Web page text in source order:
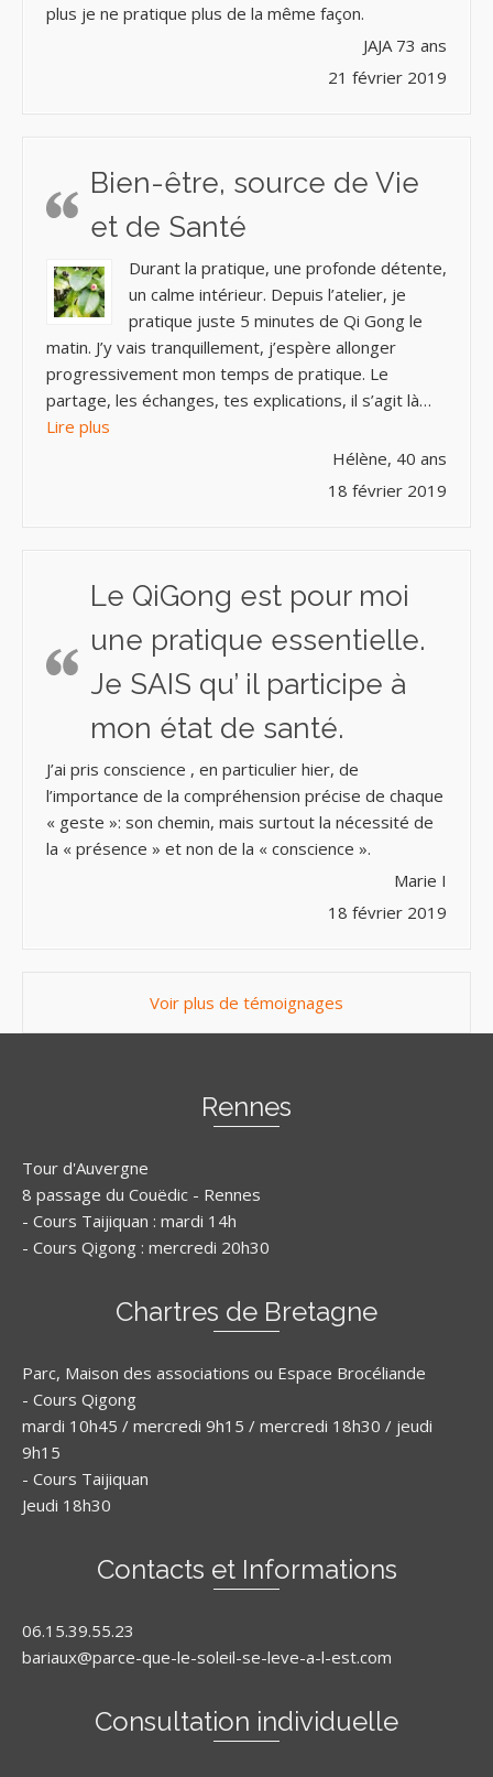
plus je ne pratique plus de la même façon.
JAJA 73 ans
21 février 2019
Bien-être, source de Vie
et de Santé
Durant la pratique, une profonde détente,
un calme intérieur. Depuis l’atelier, je
pratique juste 5 minutes de Qi Gong le
matin. J’y vais tranquillement, j’espère allonger
progressivement mon temps de pratique. Le
partage, les échanges, tes explications, il s’agit là…
Lire plus
Hélène, 40 ans
18 février 2019
Le QiGong est pour moi
une pratique essentielle.
Je SAIS qu’ il participe à
mon état de santé.
J’ai pris conscience , en particulier hier, de
l’importance de la compréhension précise de chaque
« geste »: son chemin, mais surtout la nécessité de
la « présence » et non de la « conscience ».
Marie I
18 février 2019
Voir plus de témoignages
Rennes
Tour d'Auvergne
8 passage du Couëdic - Rennes
- Cours Taijiquan : mardi 14h
- Cours Qigong : mercredi 20h30
Chartres de Bretagne
Parc, Maison des associations ou Espace Brocéliande
- Cours Qigong
mardi 10h45 / mercredi 9h15 / mercredi 18h30 / jeudi
9h15
- Cours Taijiquan
Jeudi 18h30
Contacts et Informations
06.15.39.55.23
bariaux@parce-que-le-soleil-se-leve-a-l-est.com
Consultation individuelle